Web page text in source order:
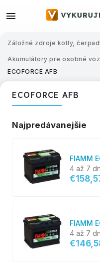
Záložné zdroje kotly,
Akumulátory pre osobné
ECOFORCE AFB
ECOFORCE AFB
Najpredávanejšie
FIAMM
4 až 7
FIAMM
4 až 7